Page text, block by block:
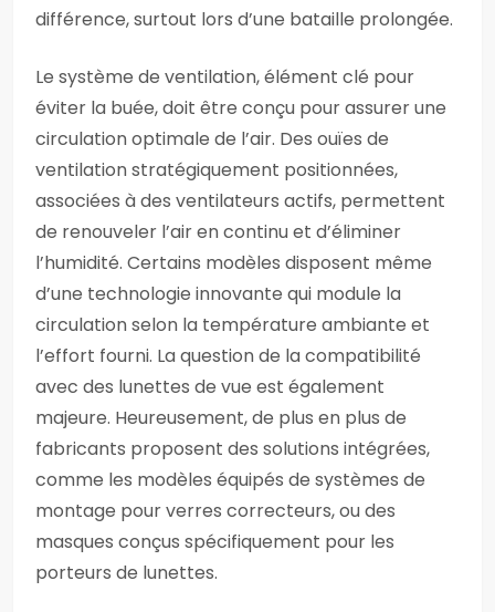
différence, surtout lors d’une bataille prolongée.
Le système de ventilation, élément clé pour
éviter la buée, doit être conçu pour assurer une
circulation optimale de l’air. Des ouïes de
ventilation stratégiquement positionnées,
associées à des ventilateurs actifs, permettent
de renouveler l’air en continu et d’éliminer
l’humidité. Certains modèles disposent même
d’une technologie innovante qui module la
circulation selon la température ambiante et
l’effort fourni. La question de la compatibilité
avec des lunettes de vue est également
majeure. Heureusement, de plus en plus de
fabricants proposent des solutions intégrées,
comme les modèles équipés de systèmes de
montage pour verres correcteurs, ou des
masques conçus spécifiquement pour les
porteurs de lunettes.